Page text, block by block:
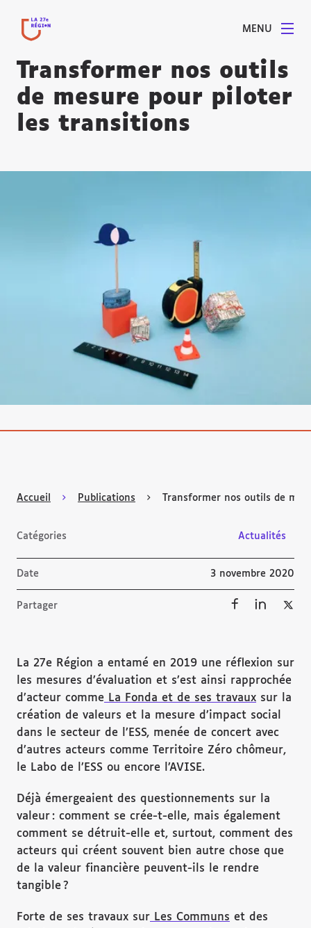
MENU
Transformer nos outils
de mesure pour piloter
les transitions
Accueil Publications Transformer nos outils de
Catégories Actualités
Date 3 novembre 2020
Partager
La 27e Région a entamé en 2019 une réflexion sur
les mesures d’évaluation et s’est ainsi rapprochée
d’acteur comme La Fonda et de ses travaux sur la
création de valeurs et la mesure d’impact social
dans le secteur de l’ESS, menée de concert avec
d’autres acteurs comme Territoire Zéro chômeur,
le Labo de l’ESS ou encore l’AVISE.
Déjà émergeaient des questionnements sur la
valeur : comment se crée-t-elle, mais également
comment se détruit-elle et, surtout, comment des
acteurs qui créent souvent bien autre chose que
de la valeur financière peuvent-ils le rendre
tangible ?
Forte de ses travaux sur Les Communs et des